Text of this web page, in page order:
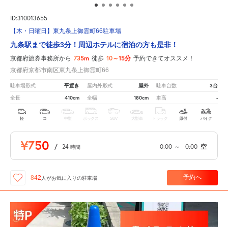
ID:310013655
【木・日曜日】東九条上御霊町66駐車場
九条駅まで徒歩3分！周辺ホテルに宿泊の方も是非！
京都府旅券事務所から 735m 徒歩 10～15分 予約できてオススメ！
京都府京都市南区東九条上御霊町66
駐車場形式 平置き 屋内外形式 屋外 駐車台数 3台
全長 410cm 全幅 180cm 車高 -
軽 コ 中型 ボックス SUV 大型車 トラック 原付 バイク
¥750 / 24 時間 0:00 ～ 0:00 空
842 人がお気に入りの駐車場 予約へ